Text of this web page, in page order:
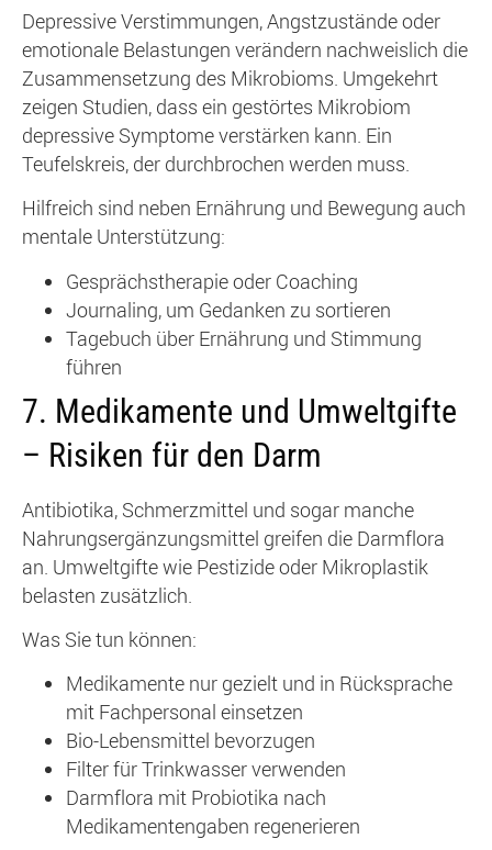
Depressive Verstimmungen, Angstzustände oder
emotionale Belastungen verändern nachweislich die
Zusammensetzung des Mikrobioms. Umgekehrt
zeigen Studien, dass ein gestörtes Mikrobiom
depressive Symptome verstärken kann. Ein
Teufelskreis, der durchbrochen werden muss.
Hilfreich sind neben Ernährung und Bewegung auch
mentale Unterstützung:
Gesprächstherapie oder Coaching
Journaling, um Gedanken zu sortieren
Tagebuch über Ernährung und Stimmung
führen
7. Medikamente und Umweltgifte
– Risiken für den Darm
Antibiotika, Schmerzmittel und sogar manche
Nahrungsergänzungsmittel greifen die Darmflora
an. Umweltgifte wie Pestizide oder Mikroplastik
belasten zusätzlich.
Was Sie tun können:
Medikamente nur gezielt und in Rücksprache
mit Fachpersonal einsetzen
Bio-Lebensmittel bevorzugen
Filter für Trinkwasser verwenden
Darmflora mit Probiotika nach
Medikamentengaben regenerieren